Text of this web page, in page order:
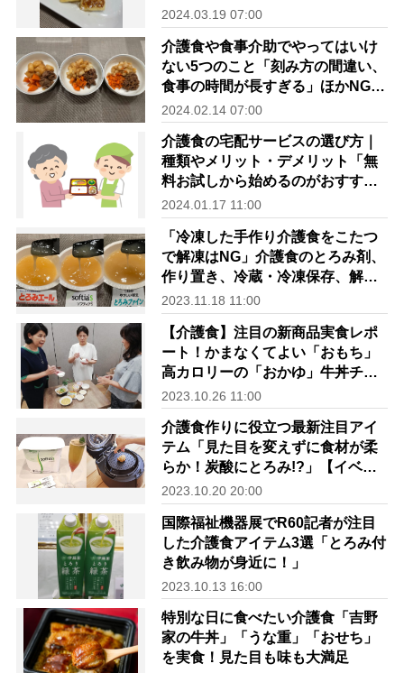
を管理栄養士が解説
2024.03.19 07:00
介護食や食事介助でやってはいけ
ない5つのこと「刻み方の間違い、
食事の時間が長すぎる」ほかNG事
例と対策を管理栄養士が解説
2024.02.14 07:00
介護食の宅配サービスの選び方｜
種類やメリット・デメリット「無
料お試しから始めるのがおすす
め」【管理栄養士解説】
2024.01.17 11:00
「冷凍した手作り介護食をこたつ
で解凍はNG」介護食のとろみ剤、
作り置き、冷蔵・冷凍保存、解凍
の注意点を徹底解説
2023.11.18 11:00
【介護食】注目の新商品実食レポ
ート！かまなくてよい「おもち」
高カロリーの「おかゆ」牛丼チェ
ーン店の「親子丼」
2023.10.26 11:00
介護食作りに役立つ最新注目アイ
テム「見た目を変えずに食材が柔
らか！炭酸にとろみ!?」【イベン
トレポート】
2023.10.20 20:00
国際福祉機器展でR60記者が注目
した介護食アイテム3選「とろみ付
き飲み物が身近に！」
2023.10.13 16:00
特別な日に食べたい介護食「吉野
家の牛丼」「うな重」「おせち」
を実食！見た目も味も大満足